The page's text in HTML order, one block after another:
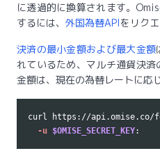
に透過的に換算されます。
するには、 外国為替APIをリク
決済の最小金額および最大金額
れているため、マルチ通貨決
金額は、現在の為替レートに応
curl https://api.omise.co/
-u $OMISE_SECRET_KEY